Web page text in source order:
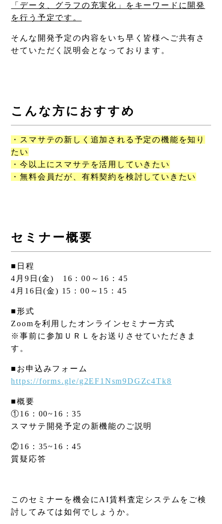
「データ、グラフの充実化」をキーワードに開発
を行う予定です。
そんな開発予定の内容をいち早く皆様へご共有さ
せていただく説明会となっております。
こんな方におすすめ
・スマサテの新しく追加される予定の機能を知り
たい
・今以上にスマサテを活用していきたい
・無料会員だが、有料契約を検討していきたい
セミナー概要
■日程
4月9日(金) 16：00～16：45
4月16日(金) 15：00～15：45
■形式
Zoomを利用したオンラインセミナー方式
※事前に参加ＵＲＬをお送りさせていただきま
す。
■お申込みフォーム
https://forms.gle/g2EF1Nsm9DGZc4Tk8
■概要
①16：00~16：35
スマサテ開発予定の新機能のご説明
②16：35~16：45
質疑応答
このセミナーを機会にAI賃料査定システムをご検
討してみては如何でしょうか。